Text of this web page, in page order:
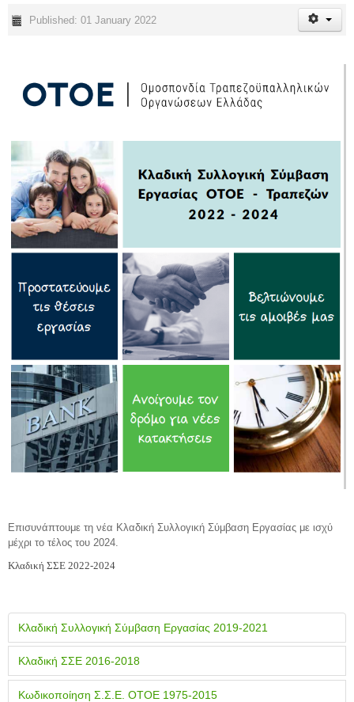
Published: 01 January 2022
Επισυνάπτουμε τη νέα Κλαδική Συλλογική Σύμβαση Εργασίας με ισχύ
μέχρι το τέλος του 2024.
Κλαδική ΣΣΕ 2022-2024
Κλαδική Συλλογική Σύμβαση Εργασίας 2019-2021
Κλαδική ΣΣΕ 2016-2018
Κωδικοποίηση Σ.Σ.Ε. ΟΤΟΕ 1975-2015